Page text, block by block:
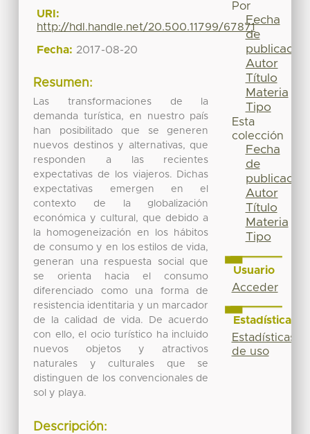
URI:
http://hdl.handle.net/20.500.11799/67871
Fecha: 2017-08-20
Resumen:
Las transformaciones de la
demanda turística, en nuestro país
han posibilitado que se generen
nuevos destinos y alternativas, que
responden a las recientes
expectativas de los viajeros. Dichas
expectativas emergen en el
contexto de la globalización
económica y cultural, que debido a
la homogeneización en los hábitos
de consumo y en los estilos de vida,
generan una respuesta social que
se orienta hacia el consumo
diferenciado como una forma de
resistencia identitaria y un marcador
de la calidad de vida. De acuerdo
con ello, el ocio turístico ha incluido
nuevos objetos y atractivos
naturales y culturales que se
distinguen de los convencionales de
sol y playa.
Descripción:
Por
Fecha
de
publicación
Autor
Título
Materia
Tipo
Esta
colección
Fecha
de
publicación
Autor
Título
Materia
Tipo
Usuario
Acceder
Estadísticas
Estadísticas
de uso